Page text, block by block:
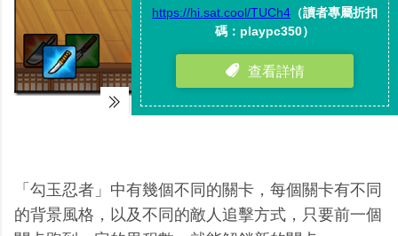
「勾玉忍者」中有幾個不同的關卡，每個關卡有不同
的背景風格，以及不同的敵人追擊方式，只要前一個